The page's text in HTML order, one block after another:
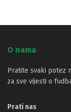
O nama
Pratite svaki potez
za sve vijesti o
Prati nas